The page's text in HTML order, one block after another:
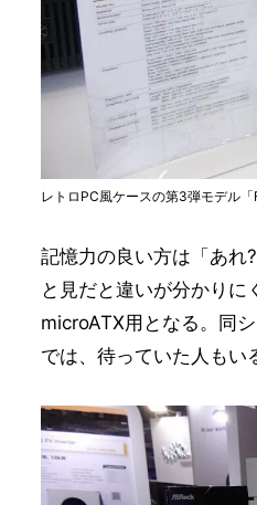
レトロPC風ケースの第3弾モデル
記憶力の良い方は「あれ
と見だと違いが分かり
microATX用となる。同
では、待っていた人もい